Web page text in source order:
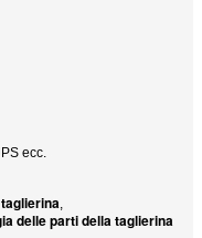
ecc.
,
delle parti della taglierina